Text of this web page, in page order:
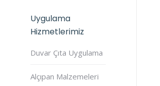
Uygulama
Hizmetlerimiz
Duvar Çıta Uygulama
Alçıpan Malzemeleri